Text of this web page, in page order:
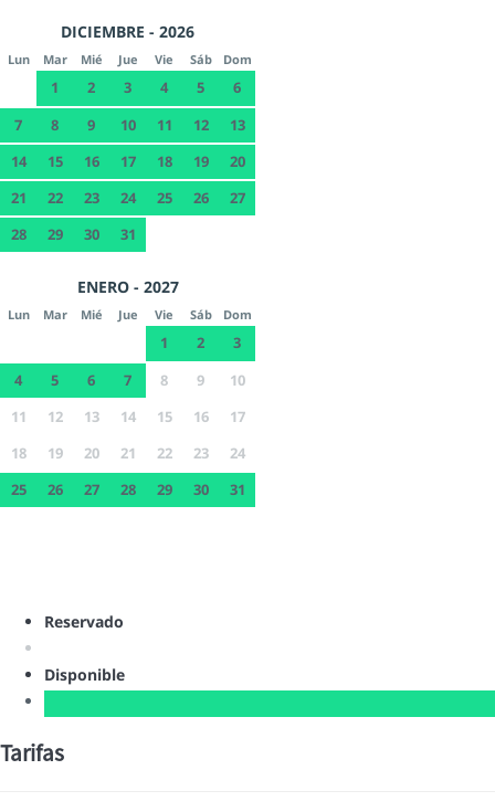
DICIEMBRE - 2026
Lun Mar Mié Jue Vie Sáb Dom
1 2 3 4 5
6
7
8 9 10 11 12
13
14
15 16 17 18 19
20
21
22 23 24 25 26
27
28
29 30 31
ENERO - 2027
Lun Mar Mié Jue Vie Sáb Dom
1 2
3
4
5 6 7 8 9
10
11
12 13 14 15 16
17
18
19 20 21 22 23
24
25
26 27 28 29 30 31
Reservado
Disponible
Tarifas